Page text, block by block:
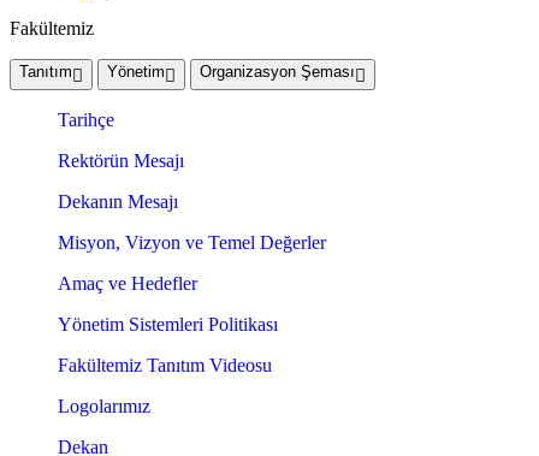
Fakültemiz
Tanıtım Yönetim Organizasyon Şeması
Tarihçe
Rektörün Mesajı
Dekanın Mesajı
Misyon, Vizyon ve Temel Değerler
Amaç ve Hedefler
Yönetim Sistemleri Politikası
Fakültemiz Tanıtım Videosu
Logolarımız
Dekan